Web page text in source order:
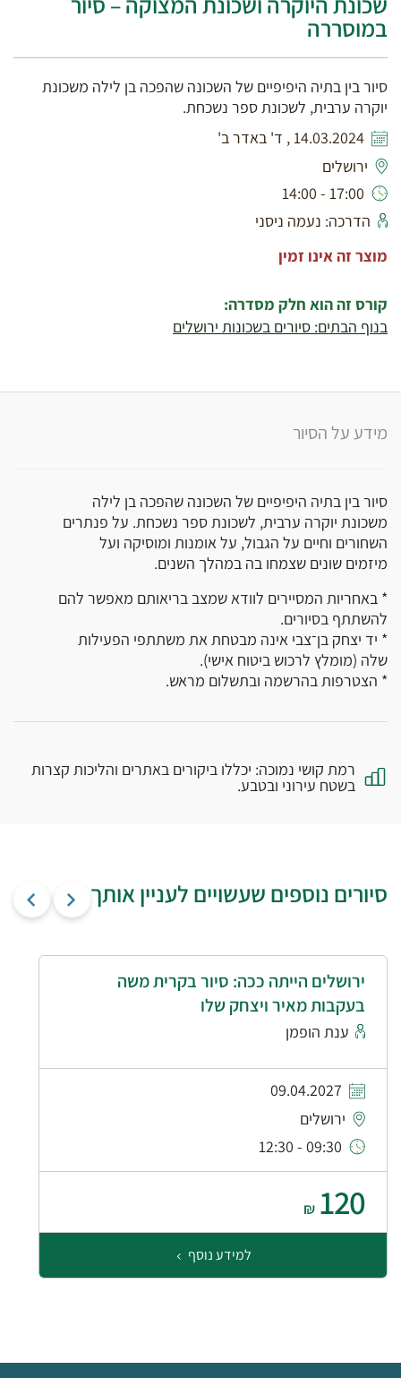
במוסררה
סיור בין בתיה היפיפיים של השכונה שהפכה בן לילה משכונת
יוקרה ערבית, לשכונת ספר נשכחת.
14.03.2024 , ד' באדר ב'
ירושלים
17:00 - 14:00
הדרכה: נעמה ניסני
מוצר זה אינו זמין
קורס זה הוא חלק מסדרה:
בנוף הבתים: סיורים בשכונות ירושלים
מידע על הסיור
סיור בין בתיה היפיפיים של השכונה שהפכה בן לילה
משכונת יוקרה ערבית, לשכונת ספר נשכחת. על פנתרים
השחורים וחיים על הגבול, על אומנות ומוסיקה ועל
מיזמים שונים שצמחו בה במהלך השנים.
* באחריות המסיירים לוודא שמצב בריאותם מאפשר להם
להשתתף בסיורים.
* יד יצחק בן־צבי אינה מבטחת את משתתפי הפעילות
שלה (מומלץ לרכוש ביטוח אישי).
* הצטרפות בהרשמה ובתשלום מראש.
רמת קושי נמוכה: יכללו ביקורים באתרים והליכות קצרות
בשטח עירוני ובטבע.
סיורים נוספים שעשויים לעניין אותך
ירושלים הייתה ככה: סיור בקרית משה
בעקבות מאיר ויצחק שלו
ענת הופמן
09.04.2027
ירושלים
09:30 - 12:30
120
₪
למידע נוסף